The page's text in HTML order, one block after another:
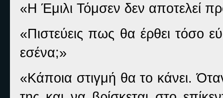
«Η Έμιλι Τόμσεν δεν αποτελεί
«Πιστεύεις πως θα έρθει τόσο
εσένα;»
«Κάποια στιγμή θα το κάνει.